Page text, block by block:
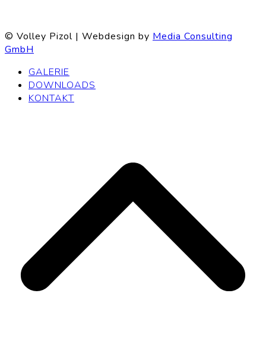
© Volley Pizol | Webdesign by Media Consulting
GmbH
GALERIE
DOWNLOADS
KONTAKT